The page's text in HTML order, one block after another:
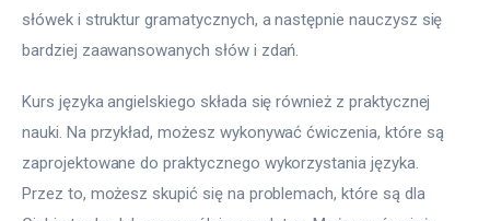
słówek i struktur gramatycznych, a następnie nauczysz się
bardziej zaawansowanych słów i zdań.
Kurs języka angielskiego składa się również z praktycznej
nauki. Na przykład, możesz wykonywać ćwiczenia, które są
zaprojektowane do praktycznego wykorzystania języka.
Przez to, możesz skupić się na problemach, które są dla